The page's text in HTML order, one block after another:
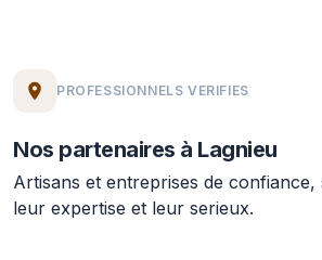
PROFESSIONNELS VERIFIES
Nos partenaires à Lagnieu
Artisans et entreprises de
leur expertise et leur serieux.